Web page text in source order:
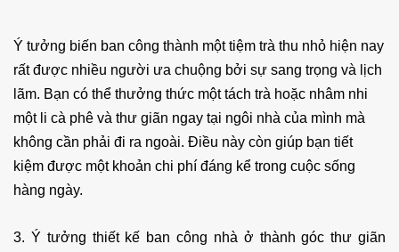
Ý tưởng biến ban công thành một tiệm trà thu nhỏ hiện nay
rất được nhiều người ưa chuộng bởi sự sang trọng và lịch
lãm. Bạn có thể thưởng thức một tách trà hoặc nhâm nhi
một li cà phê và thư giãn ngay tại ngôi nhà của mình mà
không cần phải đi ra ngoài. Điều này còn giúp bạn tiết
kiệm được một khoản chi phí đáng kể trong cuộc sống
hàng ngày.
3. Ý tưởng thiết kế ban công nhà ở thành góc thư giãn